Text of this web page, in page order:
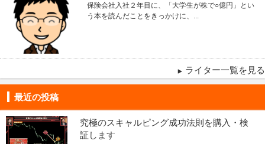
保険会社入社２年目に、「大学生が株で○億円」とい
う本を読んだことをきっかけに、...
ライター一覧を見る
最近の投稿
究極のスキャルピング成功法則を購入・検
証します